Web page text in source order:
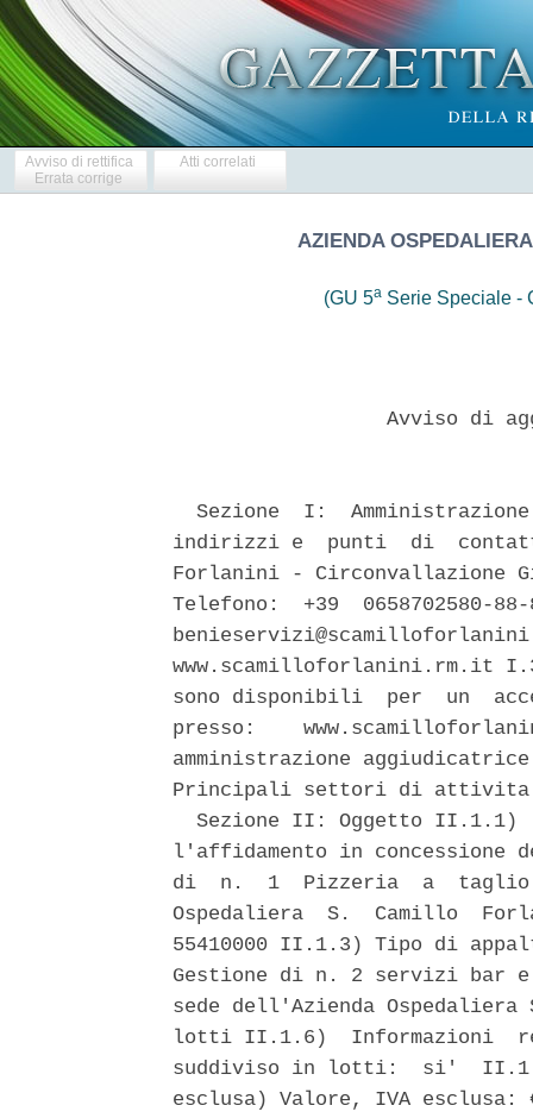
Avviso di rettifica
Errata corrige
Atti correlati
AZIENDA
(GU 5a Serie Speciale -
Avviso di
Sezione  I:
indirizzi e  punti  di
Forlanini - Circonvallazione
Telefono:  +39  0658702580-
www.scamilloforlanini.rm.it
sono disponibili  per  un
presso:
amministrazione
Principali settori di
Sezione II: Oggetto II.1.1)
l'affidamento in
di  n.  1  Pizzeria  a
Ospedaliera  S.  Camillo
55410000 II.1.3) Tipo di
Gestione di n. 2 servizi
sede dell'Azienda
lotti II.1.6)  Informazioni
suddiviso in lotti:  si'
esclusa) Valore, IVA esclusa: